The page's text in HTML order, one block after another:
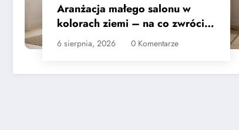
Aranżacja małego salonu w
kolorach ziemi – na co zwrócić
uwagę
6 sierpnia, 2026 0 Komentarze